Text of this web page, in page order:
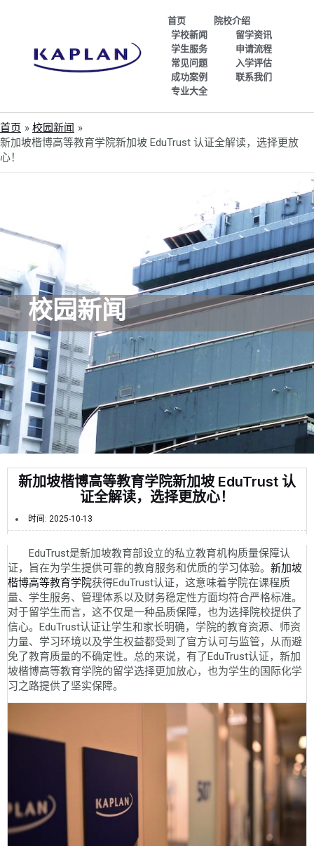
首页
院校介绍
学校新闻
留学资讯
学生服务
申请流程
常见问题
入学评估
成功案例
联系我们
专业大全
首页
校园新闻
新加坡楷博高等教育学院新加坡 EduTrust 认证全解读，选择更放
心！
校园新闻
新加坡楷博高等教育学院新加坡 EduTrust 认
证全解读，选择更放心！
时间: 2025-10-13
EduTrust是新加坡教育部设立的私立教育机构质量保障认
证，旨在为学生提供可靠的教育服务和优质的学习体验。 新加坡
楷博高等教育学院获得EduTrust认证，这意味着学院在课程质
量、学生服务、管理体系以及财务稳定性方面均符合严格标准。
对于留学生而言，这不仅是一种品质保障，也为选择院校提供了
信心。EduTrust认证让学生和家长明确，学院的教育资源、师资
力量、学习环境以及学生权益都受到了官方认可与监管，从而避
免了教育质量的不确定性。总的来说，有了EduTrust认证，新加
坡楷博高等教育学院的留学选择更加放心，也为学生的国际化学
习之路提供了坚实保障。